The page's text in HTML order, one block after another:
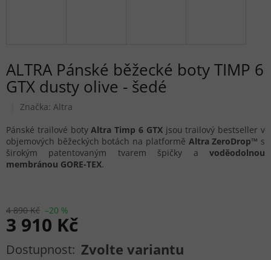
ALTRA Pánské běžecké boty TIMP 6
GTX dusty olive - šedé
Značka: Altra
4 890 Kč –20 %
3 910 Kč
Měrná cena: Zvolte variantu
Pánské trailové boty Altra Timp 6 GTXjsou trailový bestseller v
objemových běžeckých botách na platformě Altra ZeroDrop™ s
širokým patentovaným tvarem špičky a voděodolnou
membránou GORE-TEX.